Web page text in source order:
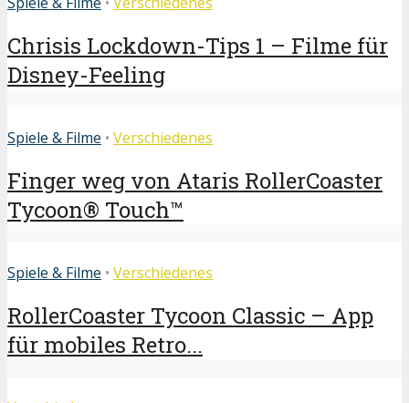
Chrisis Lockdown-Tips 1 – Filme für
Disney-Feeling
Spiele & Filme • Verschiedenes
Finger weg von Ataris RollerCoaster
Tycoon® Touch™
Spiele & Filme • Verschiedenes
RollerCoaster Tycoon Classic – App
für mobiles Retro...